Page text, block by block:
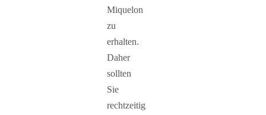
Miquelon
zu
erhalten.
Daher
sollten
Sie
rechtzeitig